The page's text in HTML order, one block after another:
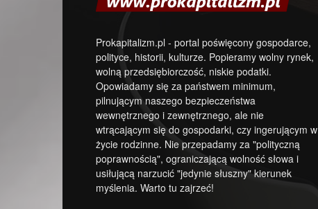
Prokapitalizm.pl - portal poświęcony gospodarce,
polityce, historii, kulturze. Popieramy wolny rynek,
wolną przedsiębiorczość, niskie podatki.
Opowiadamy się za państwem minimum,
pilnującym naszego bezpieczeństwa
wewnętrznego i zewnętrznego, ale nie
wtrącającym się do gospodarki, czy ingerującym w
życie rodzinne. Nie przepadamy za "polityczną
poprawnością", ograniczającą wolność słowa i
usiłującą narzucić "jedynie słuszny" kierunek
myślenia. Warto tu zajrzeć!